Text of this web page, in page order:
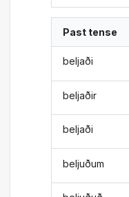
Past tense
beljaði
beljaðir
beljaði
beljuðum